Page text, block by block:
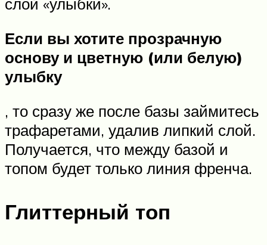
слой «улыбки».
Если вы хотите прозрачную
основу и цветную (или белую)
улыбку
, то сразу же после базы займитесь
трафаретами, удалив липкий слой.
Получается, что между базой и
топом будет только линия френча.
Глиттерный топ